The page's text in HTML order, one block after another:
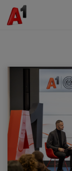
МК SQ
Приватни